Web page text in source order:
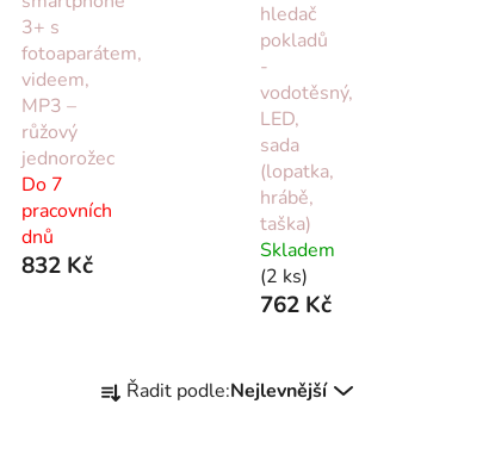
3+ s
fotoaparátem,
videem,
MP3 –
růžový
jednorožec
Do 7
pracovních
dnů
832 Kč
hledač
pokladů
-
vodotěsný,
LED,
sada
(lopatka,
hrábě,
taška)
Skladem
(2 ks)
762 Kč
a Řadit podle:Nejlevnější